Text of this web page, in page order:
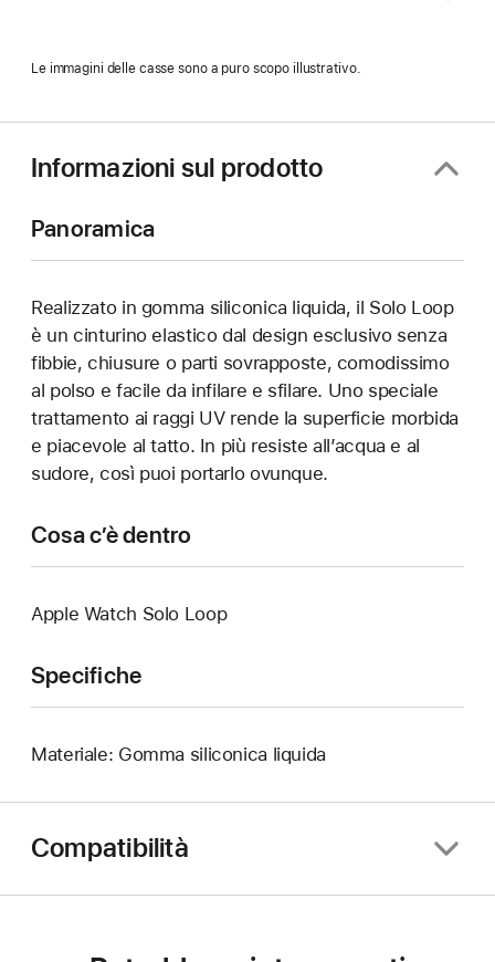
Le immagini delle casse sono a puro scopo illustrativo.
Informazioni sul prodotto
Panoramica
Realizzato in gomma siliconica liquida, il Solo Loop
è un cinturino elastico dal design esclusivo senza
fibbie, chiusure o parti sovrapposte, comodissimo
al polso e facile da infilare e sfilare. Uno speciale
trattamento ai raggi UV rende la superficie morbida
e piacevole al tatto. In più resiste all’acqua e al
sudore, così puoi portarlo ovunque.
Cosa c’è dentro
Apple Watch Solo Loop
Specifiche
Materiale: Gomma siliconica liquida
Compatibilità